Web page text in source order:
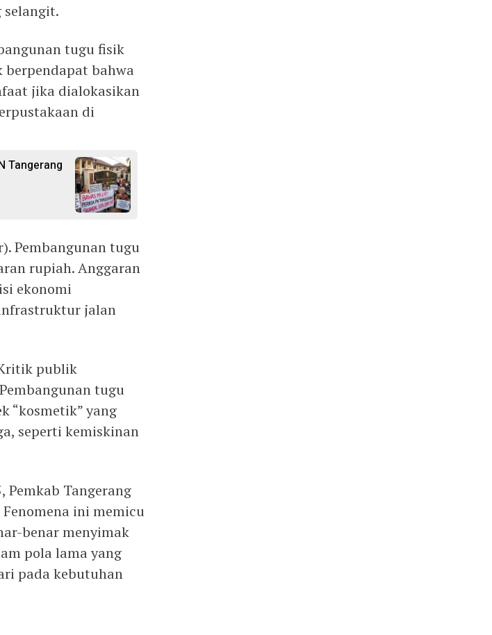
tugu fisik
bahwa
jika dialokasikan
di
Tangerang
Pembangunan tugu
rupiah. Anggaran
ekonomi
jalan
publik
tugu
“kosmetik” yang
seperti kemiskinan
Pemkab Tangerang
ini memicu
benar menyimak
pola lama yang
pada kebutuhan